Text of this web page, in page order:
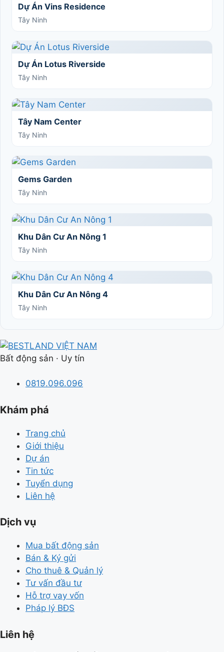
Dự Án Vins Residence
Tây Ninh
Dự Án Lotus Riverside
Tây Ninh
Tây Nam Center
Tây Ninh
Gems Garden
Tây Ninh
Khu Dân Cư An Nông 1
Tây Ninh
Khu Dân Cư An Nông 4
Tây Ninh
Bất động sản · Uy tín
0819.096.096
Khám phá
Trang chủ
Giới thiệu
Dự án
Tin tức
Tuyển dụng
Liên hệ
Dịch vụ
Mua bất động sản
Bán & Ký gửi
Cho thuê & Quản lý
Tư vấn đầu tư
Hỗ trợ vay vốn
Pháp lý BĐS
Liên hệ